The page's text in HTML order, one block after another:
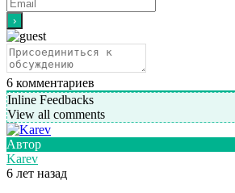
6 комментариев
Inline Feedbacks
View all comments
Автор
Karev
6 лет назад